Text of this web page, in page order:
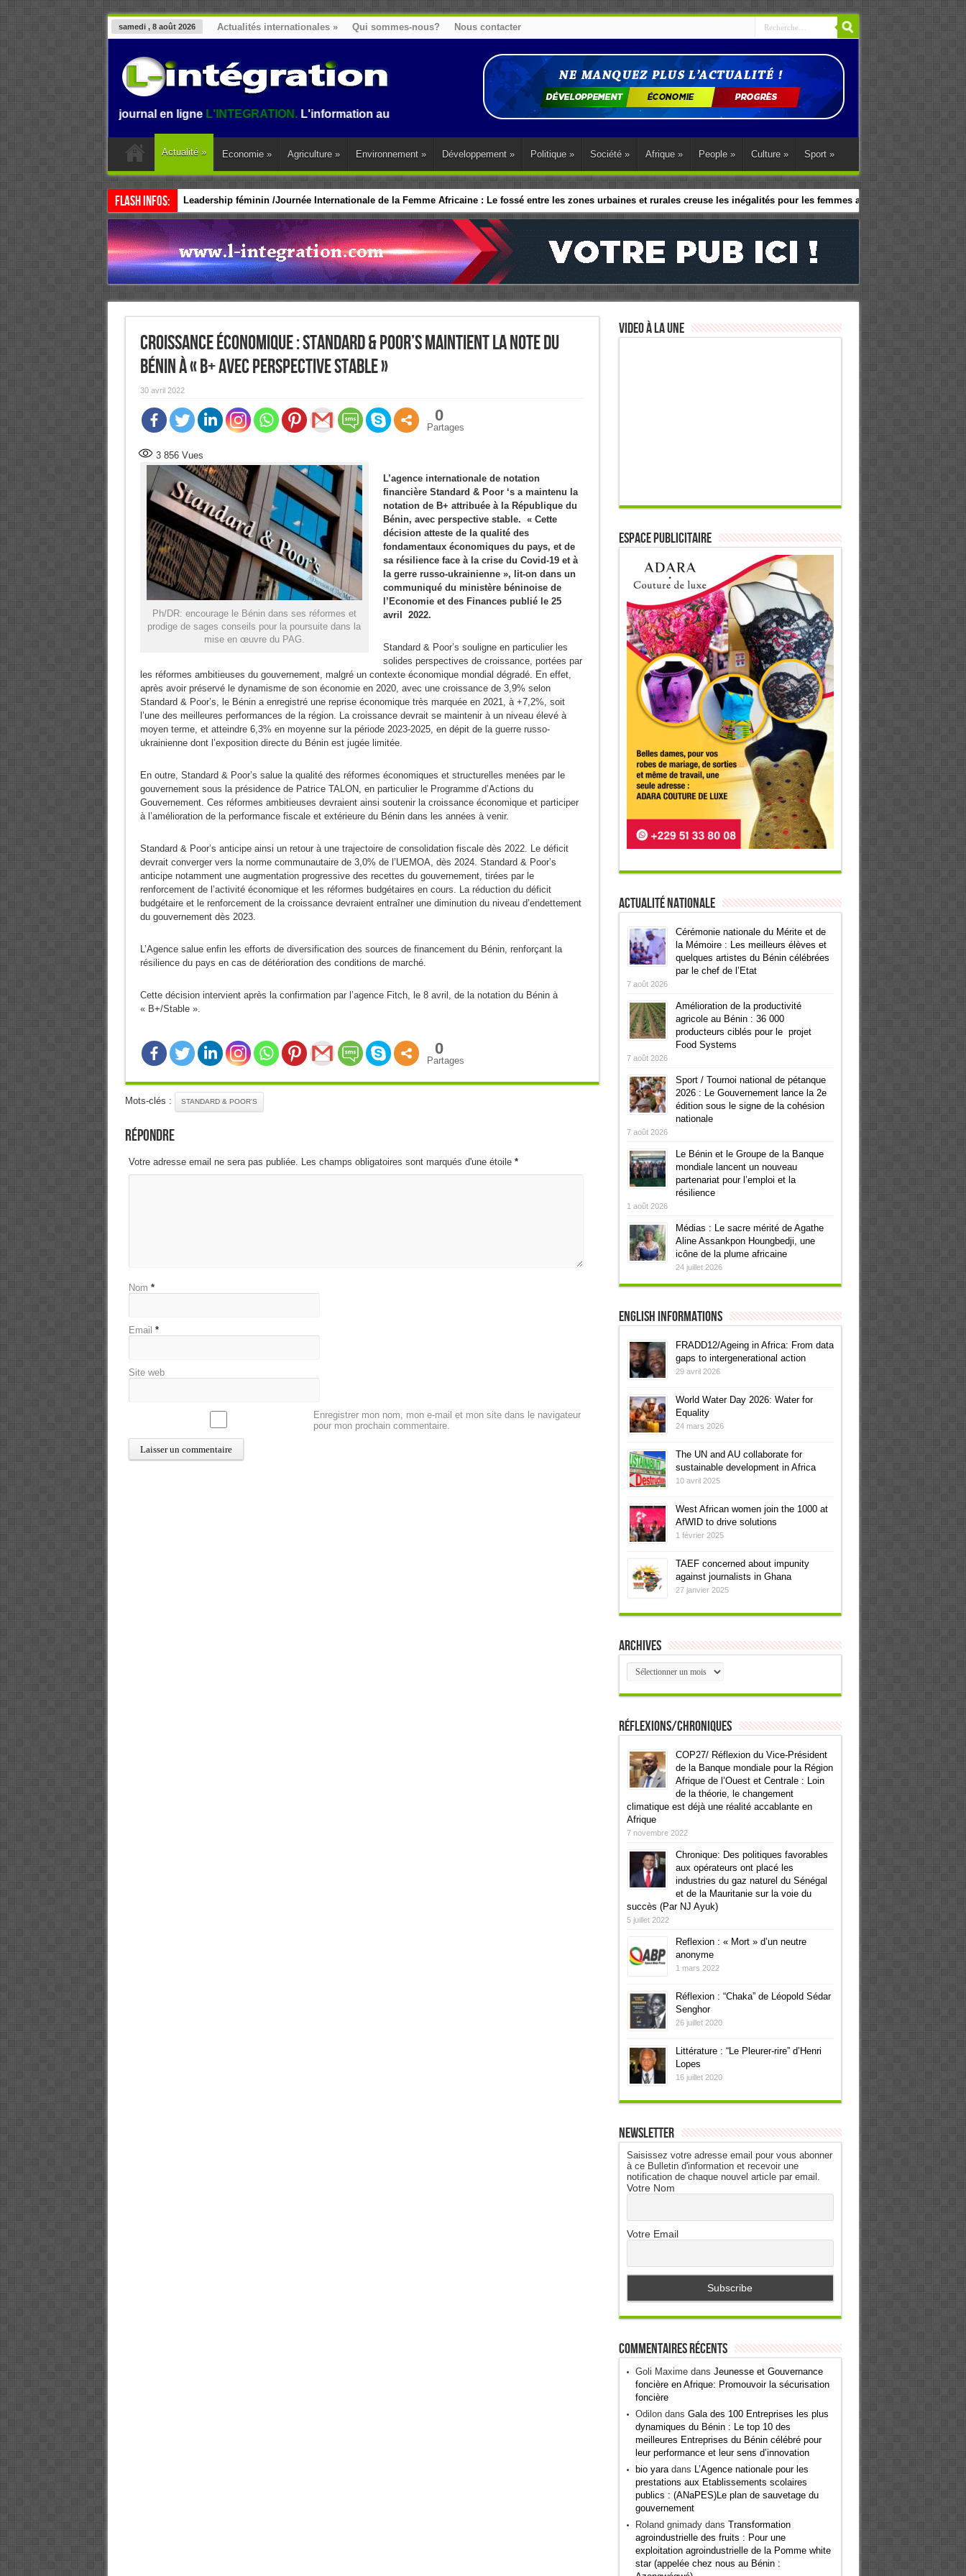
samedi , 8 août 2026 Actualités internationales » Qui sommes-nous? Nous contacter
sur le journal en ligneL'INTEGRATION.L'information au Benin, en Afrique et dans le monde.
Actualité » Economie » Agriculture » Environnement » Développement » Politique » Société » Afrique » People » Culture » Sport »
Flash Infos: Leadership féminin /Journée Internationale de la Femme Africaine : Le fossé entre les zones urbaines et rurales creuse les inégalités pour les femmes africaines
CEDEAO / Accélérer le leadership politique des Femmes : Les dirigeants d’Afrique de l’Ouest adopte le programme d’action régional d’Abuja.
Croissance économique : Standard & Poor’s maintient la note du
Bénin à « B+ avec Perspective Stable »
30 avril 2022
0
Partages
3 856Vues
Ph/DR: encourage le Bénin dans ses réformes et
prodige de sages conseils pour la poursuite dans la
mise en œuvre du PAG.
L’agence internationale de notation
financière Standard & Poor ‘s a maintenu la
notation de B+ attribuée à la République du
Bénin, avec perspective stable. « Cette
décision atteste de la qualité des
fondamentaux économiques du pays, et de
sa résilience face à la crise du Covid-19 et à
la gerre russo-ukrainienne », lit-on dans un
communiqué du ministère béninoise de
l’Economie et des Finances publié le 25
avril 2022.
Standard & Poor’s souligne en particulier les
solides perspectives de croissance, portées par
les réformes ambitieuses du gouvernement, malgré un contexte économique mondial dégradé. En effet,
après avoir préservé le dynamisme de son économie en 2020, avec une croissance de 3,9% selon
Standard & Poor’s, le Bénin a enregistré une reprise économique très marquée en 2021, à +7,2%, soit
l’une des meilleures performances de la région. La croissance devrait se maintenir à un niveau élevé à
moyen terme, et atteindre 6,3% en moyenne sur la période 2023-2025, en dépit de la guerre russo-
ukrainienne dont l’exposition directe du Bénin est jugée limitée.
En outre, Standard & Poor’s salue la qualité des réformes économiques et structurelles menées par le
gouvernement sous la présidence de Patrice TALON, en particulier le Programme d’Actions du
Gouvernement. Ces réformes ambitieuses devraient ainsi soutenir la croissance économique et participer
à l’amélioration de la performance fiscale et extérieure du Bénin dans les années à venir.
Standard & Poor’s anticipe ainsi un retour à une trajectoire de consolidation fiscale dès 2022. Le déficit
devrait converger vers la norme communautaire de 3,0% de l’UEMOA, dès 2024. Standard & Poor’s
anticipe notamment une augmentation progressive des recettes du gouvernement, tirées par le
renforcement de l’activité économique et les réformes budgétaires en cours. La réduction du déficit
budgétaire et le renforcement de la croissance devraient entraîner une diminution du niveau d’endettement
du gouvernement dès 2023.
L’Agence salue enfin les efforts de diversification des sources de financement du Bénin, renforçant la
résilience du pays en cas de détérioration des conditions de marché.
Cette décision intervient après la confirmation par l’agence Fitch, le 8 avril, de la notation du Bénin à
« B+/Stable ».
0
Partages
Mots-clés : STANDARD & POOR'S
Répondre
Votre adresse email ne sera pas publiée. Les champs obligatoires sont marqués d'une étoile *
Nom *
Email *
Site web
Enregistrer mon nom, mon e-mail et mon site dans le navigateur
pour mon prochain commentaire.
Video à la Une
ESPACE PUBLICITAIRE
Actualité Nationale
Cérémonie nationale du Mérite et de
la Mémoire : Les meilleurs élèves et
quelques artistes du Bénin célébrées
par le chef de l’Etat
7 août 2026
Amélioration de la productivité
agricole au Bénin : 36 000
producteurs ciblés pour le projet
Food Systems
7 août 2026
Sport / Tournoi national de pétanque
2026 : Le Gouvernement lance la 2e
édition sous le signe de la cohésion
nationale
7 août 2026
Le Bénin et le Groupe de la Banque
mondiale lancent un nouveau
partenariat pour l’emploi et la
résilience
1 août 2026
Médias : Le sacre mérité de Agathe
Aline Assankpon Houngbedji, une
icône de la plume africaine
24 juillet 2026
English informations
FRADD12/Ageing in Africa: From data
gaps to intergenerational action
29 avril 2026
World Water Day 2026: Water for
Equality
24 mars 2026
The UN and AU collaborate for
sustainable development in Africa
10 avril 2025
West African women join the 1000 at
AfWID to drive solutions
1 février 2025
TAEF concerned about impunity
against journalists in Ghana
27 janvier 2025
Archives
Archives
Réflexions/Chroniques
COP27/ Réflexion du Vice-Président
de la Banque mondiale pour la Région
Afrique de l’Ouest et Centrale : Loin
de la théorie, le changement
climatique est déjà une réalité accablante en
Afrique
7 novembre 2022
Chronique: Des politiques favorables
aux opérateurs ont placé les
industries du gaz naturel du Sénégal
et de la Mauritanie sur la voie du
succès (Par NJ Ayuk)
5 juillet 2022
Reflexion : « Mort » d’un neutre
anonyme
1 mars 2022
Réflexion : “Chaka” de Léopold Sédar
Senghor
26 juillet 2020
Littérature : “Le Pleurer-rire” d’Henri
Lopes
16 juillet 2020
Newsletter
Saisissez votre adresse email pour vous abonner
à ce Bulletin d'information et recevoir une
notification de chaque nouvel article par email.
Votre Nom
Votre Email
Commentaires récents
Goli Maximedans Jeunesse et Gouvernance
foncière en Afrique: Promouvoir la sécurisation
foncière
Odilondans Gala des 100 Entreprises les plus
dynamiques du Bénin : Le top 10 des
meilleures Entreprises du Bénin célébré pour
leur performance et leur sens d’innovation
bio yaradans L’Agence nationale pour les
prestations aux Etablissements scolaires
publics : (ANaPES)Le plan de sauvetage du
gouvernement
Roland gnimadydans Transformation
agroindustrielle des fruits : Pour une
exploitation agroindustrielle de la Pomme white
star (appelée chez nous au Bénin :